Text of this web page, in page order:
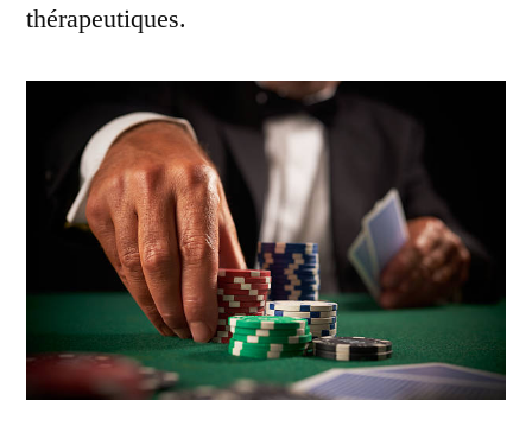
thérapeutiques.